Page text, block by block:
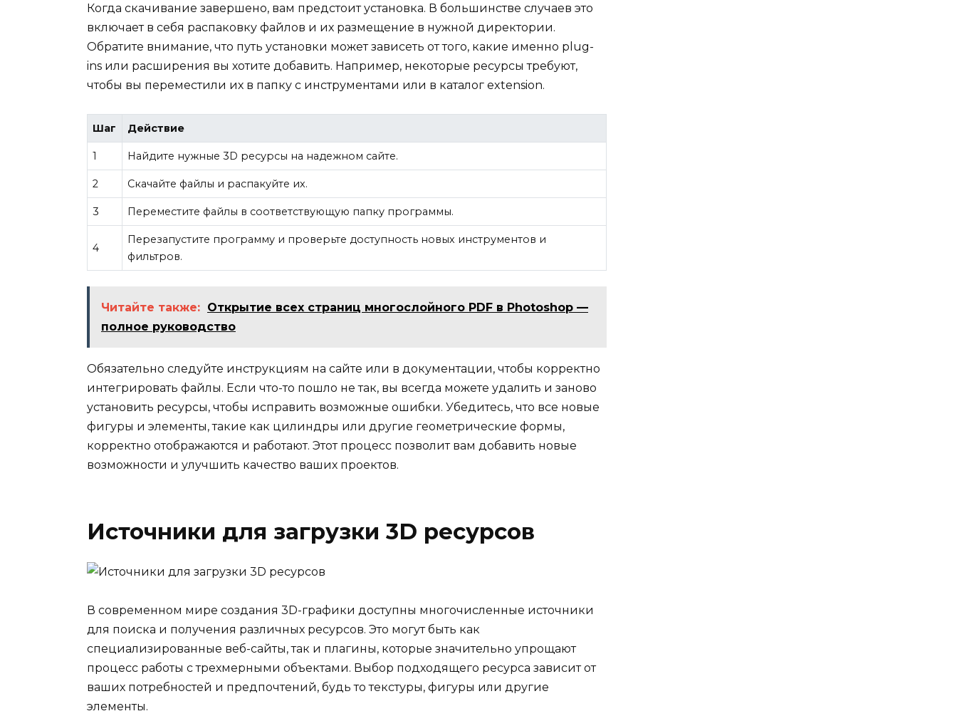
Когда скачивание завершено, вам предстоит установка. В большинстве случаев это
включает в себя распаковку файлов и их размещение в нужной директории.
Обратите внимание, что путь установки может зависеть от того, какие именно plug-
ins или расширения вы хотите добавить. Например, некоторые ресурсы требуют,
чтобы вы переместили их в папку с инструментами или в каталог extension.
Шаг Действие
1 Найдите нужные 3D ресурсы на надежном сайте.
2 Скачайте файлы и распакуйте их.
3 Переместите файлы в соответствующую папку программы.
4
Перезапустите программу и проверьте доступность новых инструментов и
фильтров.
Читайте также: Открытие всех страниц многослойного PDF в Photoshop —
полное руководство
Обязательно следуйте инструкциям на сайте или в документации, чтобы корректно
интегрировать файлы. Если что-то пошло не так, вы всегда можете удалить и заново
установить ресурсы, чтобы исправить возможные ошибки. Убедитесь, что все новые
фигуры и элементы, такие как цилиндры или другие геометрические формы,
корректно отображаются и работают. Этот процесс позволит вам добавить новые
возможности и улучшить качество ваших проектов.
Источники для загрузки 3D ресурсов
В современном мире создания 3D-графики доступны многочисленные источники
для поиска и получения различных ресурсов. Это могут быть как
специализированные веб-сайты, так и плагины, которые значительно упрощают
процесс работы с трехмерными объектами. Выбор подходящего ресурса зависит от
ваших потребностей и предпочтений, будь то текстуры, фигуры или другие
элементы.